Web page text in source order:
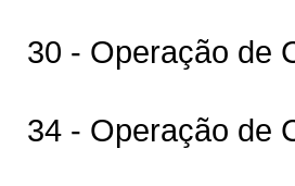
30 - Operação de
34 - Operação de